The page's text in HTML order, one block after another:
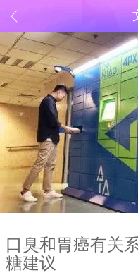
口臭和胃癌有关
糖建议